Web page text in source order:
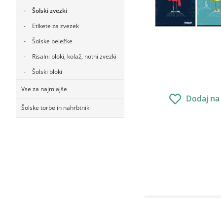
Šolski zvezki
Etikete za zvezek
Šolske beležke
Risalni bloki, kolaž, notni zvezki
Šolski bloki
Vse za najmlajše
Šolske torbe in nahrbtniki
Dodaj